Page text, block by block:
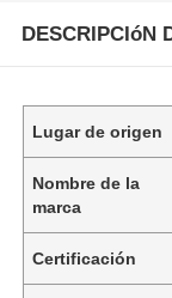
DESCRIPCIóN
Lugar de origen
Nombre de la
marca
Certificación